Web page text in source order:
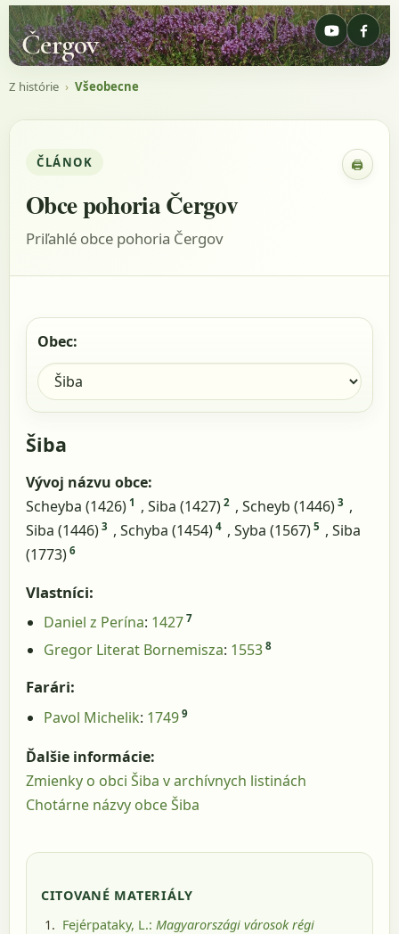
Čergov
Z histórie › Všeobecne
ČLÁNOK 🖨
Obce pohoria Čergov
Priľahlé obce pohoria Čergov
Obec:
Šiba
Vývoj názvu obce:
Scheyba (1426) 1 , Siba (1427) 2 , Scheyb (1446) 3 ,
Siba (1446) 3 , Schyba (1454) 4 , Syba (1567) 5 , Siba
(1773) 6
Vlastníci:
Daniel z Perína: 1427 7
Gregor Literat Bornemisza: 1553 8
Farári:
Pavol Michelik: 1749 9
Ďalšie informácie:
Zmienky o obci Šiba v archívnych listinách
Chotárne názvy obce Šiba
CITOVANÉ MATERIÁLY
Fejérpataky, L.: Magyarországi városok régi